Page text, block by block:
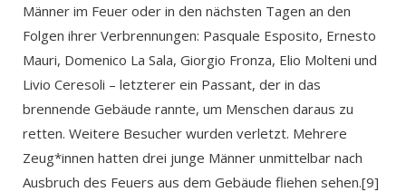
Männer im Feuer oder in den nächsten Tagen an den
Folgen ihrer Verbrennungen: Pasquale Esposito, Ernesto
Mauri, Domenico La Sala, Giorgio Fronza, Elio Molteni und
Livio Ceresoli – letzterer ein Passant, der in das
brennende Gebäude rannte, um Menschen daraus zu
retten. Weitere Besucher wurden verletzt. Mehrere
Zeug*innen hatten drei junge Männer unmittelbar nach
Ausbruch des Feuers aus dem Gebäude fliehen sehen.[9]